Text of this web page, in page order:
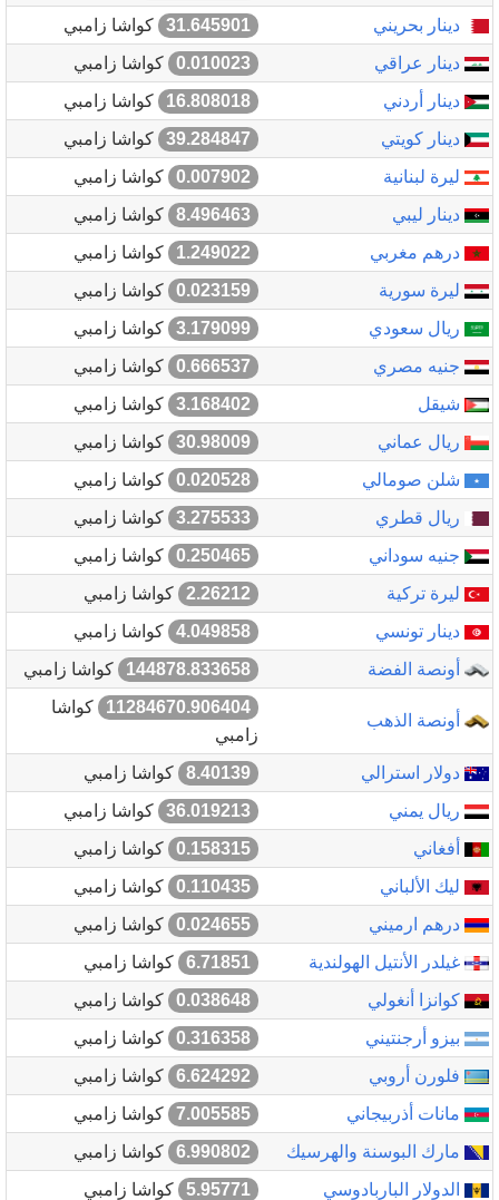
دينار بحريني
31.645901
كواشا زامبي
دينار عراقي
0.010023
كواشا زامبي
دينار أردني
16.808018
كواشا زامبي
دينار كويتي
39.284847
كواشا زامبي
ليرة لبنانية
0.007902
كواشا زامبي
دينار ليبي
8.496463
كواشا زامبي
درهم مغربي
1.249022
كواشا زامبي
ليرة سورية
0.023159
كواشا زامبي
ريال سعودي
3.179099
كواشا زامبي
جنيه مصري
0.666537
كواشا زامبي
شيقل
3.168402
كواشا زامبي
ريال عماني
30.98009
كواشا زامبي
شلن صومالي
0.020528
كواشا زامبي
ريال قطري
3.275533
كواشا زامبي
جنيه سوداني
0.250465
كواشا زامبي
ليرة تركية
2.26212
كواشا زامبي
دينار تونسي
4.049858
كواشا زامبي
أونصة الفضة
144878.833658 كواشا زامبي
أونصة الذهب
11284670.906404
كواشا
زامبي
دولار استرالي
8.40139
كواشا زامبي
ريال يمني
36.019213
كواشا زامبي
أفغاني
0.158315
كواشا زامبي
ليك الألباني
0.110435
كواشا زامبي
درهم ارميني
0.024655
كواشا زامبي
غيلدر الأنتيل الهولندية
6.71851
كواشا زامبي
كوانزا أنغولي
0.038648
كواشا زامبي
بيزو أرجنتيني
0.316358
كواشا زامبي
فلورن أروبي
6.624292
كواشا زامبي
مانات أذربيجاني
7.005585
كواشا زامبي
مارك البوسنة والهرسيك
6.990802
كواشا زامبي
الدولار الباربادوسي
5.95771
كواشا زامبي